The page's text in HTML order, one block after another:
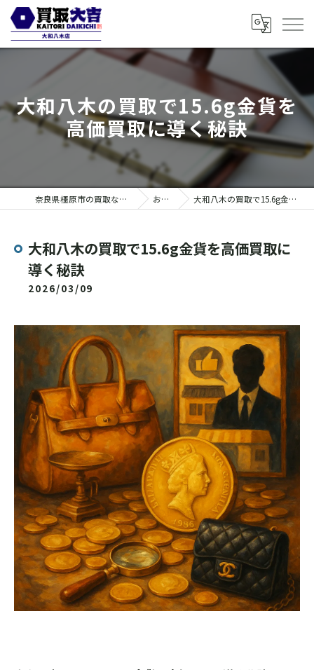
大和八木の買取で15.6g金貨を
高価買取に導く秘訣
奈良県橿原市の買取なら買取大吉 大和八木店 お知らせ 大和八木の買取で15.6g金貨を高価買取に導く秘訣
大和八木の買取で15.6g金貨を高価買取に
導く秘訣
2026/03/09